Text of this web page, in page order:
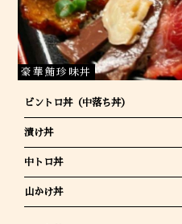
豪華鮪珍味丼
ビントロ丼（中落ち丼）
漬け丼
中トロ丼
山かけ丼